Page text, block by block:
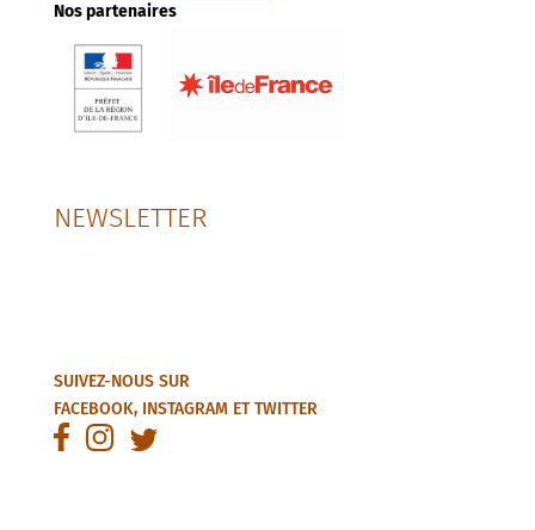
Nos partenaires
NEWSLETTER
SUIVEZ-NOUS SUR
FACEBOOK, INSTAGRAMETTWITTER